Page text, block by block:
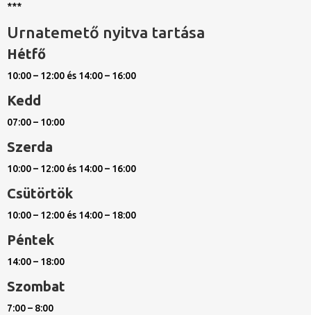
***
Urnatemető nyitva tartása
Hétfő
10:00 – 12:00 és 14:00 – 16:00
Kedd
07:00 – 10:00
Szerda
10:00 – 12:00 és 14:00 – 16:00
Csütörtök
10:00 – 12:00 és 14:00 – 18:00
Péntek
14:00 – 18:00
Szombat
7:00 – 8:00